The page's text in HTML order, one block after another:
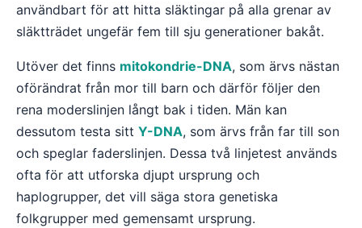
användbart för att hitta släktingar på alla grenar av
släktträdet ungefär fem till sju generationer bakåt.
Utöver det finns mitokondrie-DNA, som ärvs nästan
oförändrat från mor till barn och därför följer den
rena moderslinjen långt bak i tiden. Män kan
dessutom testa sitt Y-DNA, som ärvs från far till son
och speglar faderslinjen. Dessa två linjetest används
ofta för att utforska djupt ursprung och
haplogrupper, det vill säga stora genetiska
folkgrupper med gemensamt ursprung.